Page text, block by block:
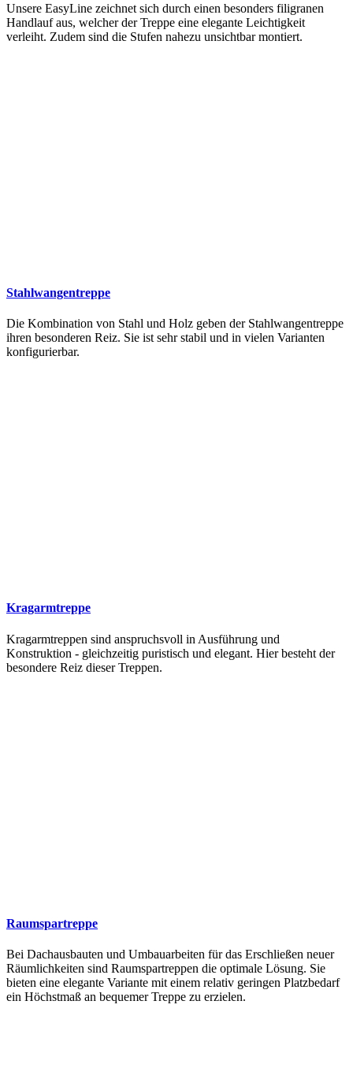
Unsere EasyLine zeichnet sich durch einen besonders filigranen
Handlauf aus, welcher der Treppe eine elegante Leichtigkeit
verleiht. Zudem sind die Stufen nahezu unsichtbar montiert.
Stahlwangentreppe
Die Kombination von Stahl und Holz geben der Stahlwangentreppe
ihren besonderen Reiz. Sie ist sehr stabil und in vielen Varianten
konfigurierbar.
Kragarmtreppe
Kragarmtreppen sind anspruchsvoll in Ausführung und
Konstruktion - gleichzeitig puristisch und elegant. Hier besteht der
besondere Reiz dieser Treppen.
Raumspartreppe
Bei Dachausbauten und Umbauarbeiten für das Erschließen neuer
Räumlichkeiten sind Raumspartreppen die optimale Lösung. Sie
bieten eine elegante Variante mit einem relativ geringen Platzbedarf
ein Höchstmaß an bequemer Treppe zu erzielen.